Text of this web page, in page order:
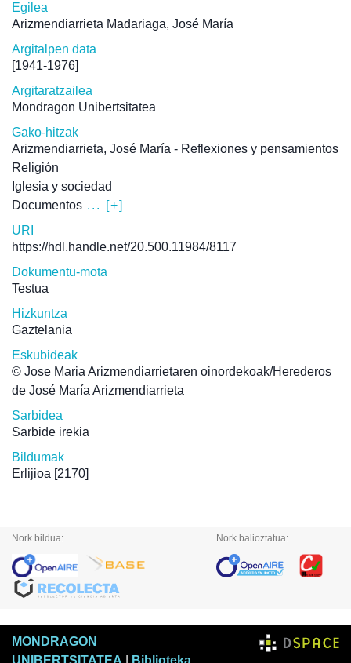
Egilea
Arizmendiarrieta Madariaga, José María
Argitalpen data
[1941-1976]
Argitaratzailea
Mondragon Unibertsitatea
Gako-hitzak
Arizmendiarrieta, José María - Reflexiones y pensamientos
Religión
Iglesia y sociedad
Documentos ... [+]
URI
https://hdl.handle.net/20.500.11984/8117
Dokumentu-mota
Testua
Hizkuntza
Gaztelania
Eskubideak
© Jose Maria Arizmendiarrietaren oinordekoak/Herederos
de José María Arizmendiarrieta
Sarbidea
Sarbide irekia
Bildumak
Erlijioa [2170]
Nork bildua: Nork balioztatua:
MONDRAGON